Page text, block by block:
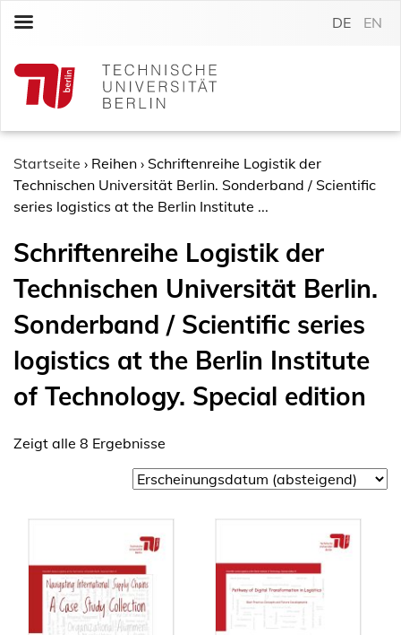
c
DE EN
Startseite › Reihen › Schriftenreihe Logistik der
Technischen Universität Berlin. Sonderband / Scientific
series logistics at the Berlin Institute ...
Schriftenreihe Logistik der
Technischen Universität Berlin.
Sonderband / Scientific series
logistics at the Berlin Institute
of Technology. Special edition
Zeigt alle 8 Ergebnisse